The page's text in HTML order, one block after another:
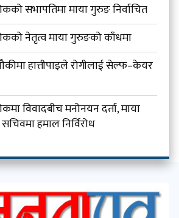
सभापतिमा माया गुरुङ निर्वाचित
नेतृत्व माया गुरुङको काँधमा
हात्तीपाइले रोगीलाई सेल्फ–केयर
विवादबीच मनोनयन दर्ता, माया
हमाल निर्विरोध